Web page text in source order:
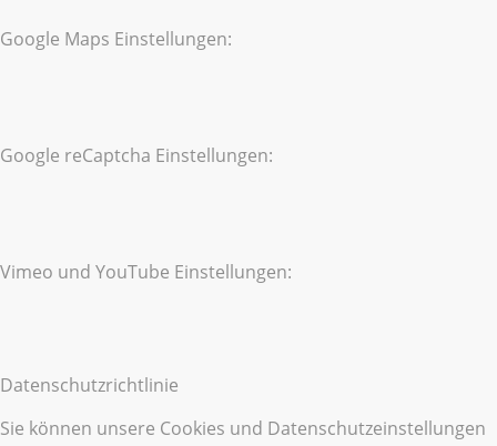
Google Maps Einstellungen:
Google reCaptcha Einstellungen:
Vimeo und YouTube Einstellungen:
Datenschutzrichtlinie
Sie können unsere Cookies und Datenschutzeinstellungen